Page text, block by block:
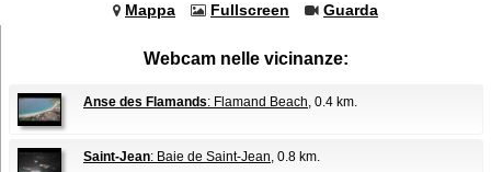
Mappa Fullscreen Guarda
Webcam nelle vicinanze:
Anse des Flamands: Flamand Beach, 0.4 km.
Saint-Jean: Baie de Saint-Jean, 0.8 km.